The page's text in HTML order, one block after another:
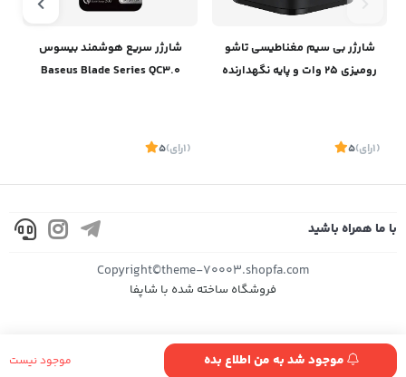
موجود شد به من اطلاع بده موجود نیست
شارژر بی سیم مغناطیسی تاشو
رومیزی 25 وات و پایه نگهدارنده
Wireless Charger 25W BS-
(1 رای)
5
شارژر سریع هوشمند بیسوس
Baseus Blade Series QC3.0
(1 رای)
5
با ما همراه باشید
Copyright©theme-70003.shopfa.com
فروشگاه ساخته شده با شاپفا